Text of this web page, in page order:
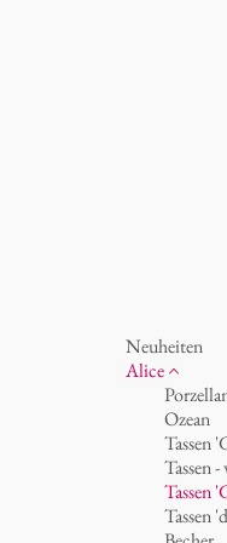
Neuheiten
Alice
Ozean
Tassen
Tassen
Tassen
Tassen